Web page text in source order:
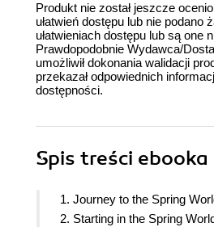
Produkt nie został jeszcze
ułatwień dostępu lub nie podano
ułatwieniach dostępu lub są one
Prawdopodobnie Wydawca/
umożliwił dokonania walidacji
przekazał odpowiednich
dostępności.
Spis treści ebooka
1. Journey to the Spring
2. Starting in the Spring